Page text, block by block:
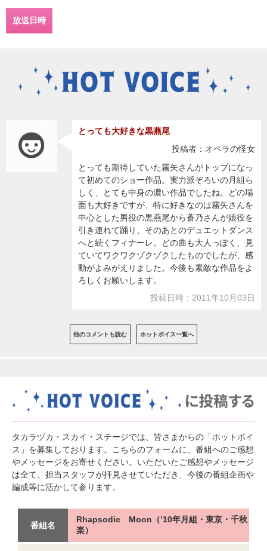
放送日時
とっても大好きな黒燕尾
投稿者：オペラの怪女
とっても期待していた霧矢さんがトップになっ
て初めてのショー作品。実力派ぞろいの月組ら
しく、とても中身の濃い作品でしたね。どの場
面も大好きですが、特に好きなのは霧矢さんを
中心とした男役の黒燕尾から蒼乃さんが娘役を
引き連れて踊り、そのあとのデュエットダンス
へと続くフィナーレ。どの曲も大人っぽく、見
ていてワクワクゾクゾクしたものでしたが、感
動がよみがえりました。今後も素敵な作品をよ
ろしくお願いします。
投稿日時：2011年10月03日
他のコメントも読む ホットボイス一覧へ
タカラヅカ・スカイ・ステージでは、皆さまからの「ホットボイ
ス」を募集しております。こちらのフォームに、番組へのご感想
やメッセージをお寄せください。いただいたご感想やメッセージ
は全て、担当スタッフが拝見させていただき、今後の番組企画や
編成等に活かして参ります。
番組名
Rhapsodic Moon（’10年月組・東京・千秋
楽）